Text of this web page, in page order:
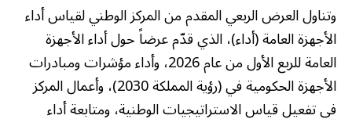
وتناول العرض الربعي المقدم من المركز الوطني لقياس أداء
الأجهزة العامة (أداء)، الذي قدّم عرضاً حول أداء الأجهزة
العامة للربع الأول من عام 2026، وأداء مؤشرات ومبادرات
الأجهزة الحكومية في (رؤية المملكة 2030)، وأعمال المركز
في تفعيل قياس الاستراتيجيات الوطنية، ومتابعة أداء